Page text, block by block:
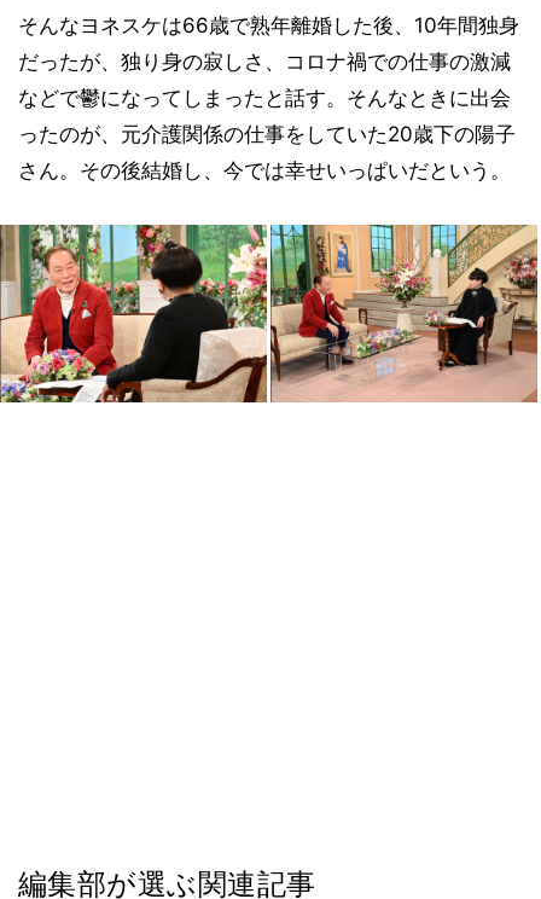
そんなヨネスケは66歳で熟年離婚した後、10年間独身
だったが、独り身の寂しさ、コロナ禍での仕事の激減
などで鬱になってしまったと話す。そんなときに出会
ったのが、元介護関係の仕事をしていた20歳下の陽子
さん。その後結婚し、今では幸せいっぱいだという。
編集部が選ぶ関連記事